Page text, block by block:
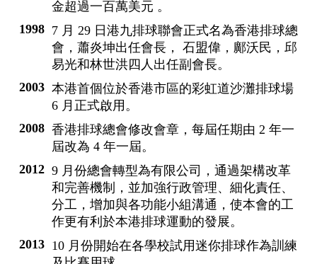
金超過一百萬美元 。
1998 7 月 29 日港九排球聯會正式名為香港排球總
會，蕭炎坤出任會長， 石盟偉，鄺沃民，邱
易光和林世洪四人出任副會長。
2003 本港首個位於香港市區的彩虹道沙灘排球場
6 月正式啟用。
2008 香港排球總會修改會章，每屆任期由 2 年一
屆改為 4 年一屆。
2012 9 月份總會轉型為有限公司，通過架構改革
和完善機制，並加強行政管理、細化責任、
分工，增加與各功能小組溝通，使本會的工
作更有利於本港排球運動的發展。
2013 10 月份開始在各學校試用迷你排球作為訓練